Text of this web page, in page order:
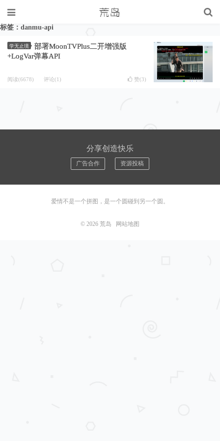
标签：danmu-api
学无止境
部署MoonTVPlus二开增强版
+LogVar弹幕API
阅读(6678) 评论(1) 赞(3)
分享创造快乐
广告合作 资源投稿
爱情不是一个拼图，是一个圆碰到另一个圆。
© 2026 荒岛 网站地图